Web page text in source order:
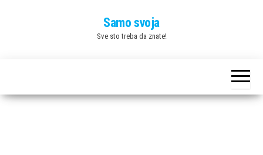
Samo svoja
Sve sto treba da znate!